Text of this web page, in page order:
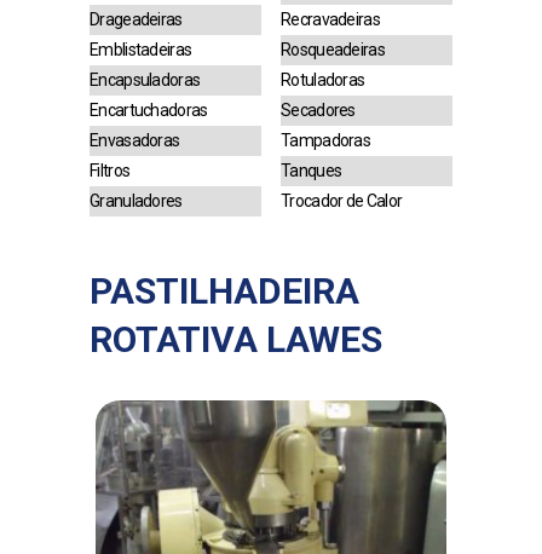
Drageadeiras
Emblistadeiras
Encapsuladoras
Encartuchadoras
Envasadoras
Filtros
Granuladores
Recravadeiras
Rosqueadeiras
Rotuladoras
Secadores
Tampadoras
Tanques
Trocador de Calor
PASTILHADEIRA
ROTATIVA LAWES